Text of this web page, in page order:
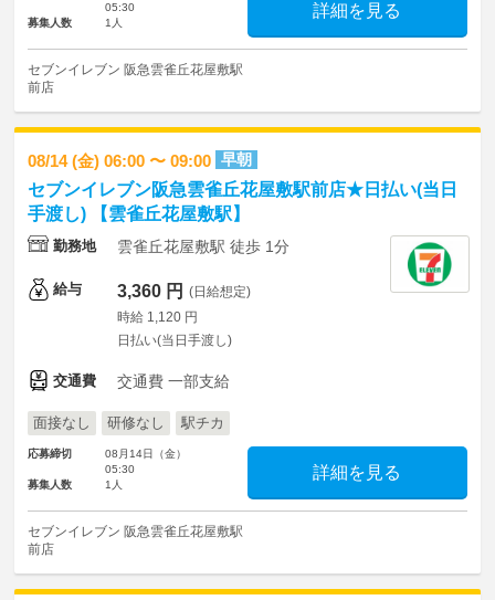
05:30
募集人数
1人
詳細を見る
セブンイレブン 阪急雲雀丘花屋敷駅
前店
08/14 (金) 06:00 〜 09:00 早朝
セブンイレブン阪急雲雀丘花屋敷駅前店★日払い(当日
手渡し) 【雲雀丘花屋敷駅】
勤務地 雲雀丘花屋敷駅 徒歩 1分
給与 3,360 円 (日給想定)
時給 1,120 円
日払い(当日手渡し)
交通費 交通費 一部支給
面接なし 研修なし 駅チカ
応募締切
08月14日（金）
05:30
募集人数
1人
詳細を見る
セブンイレブン 阪急雲雀丘花屋敷駅
前店